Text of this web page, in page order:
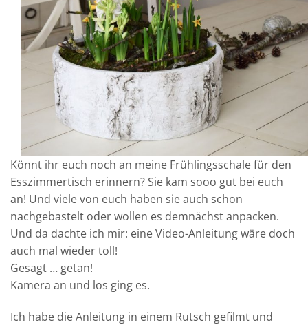
Könnt ihr euch noch an meine Frühlingsschale für den
Esszimmertisch erinnern? Sie kam sooo gut bei euch
an! Und viele von euch haben sie auch schon
nachgebastelt oder wollen es demnächst anpacken.
Und da dachte ich mir: eine Video-Anleitung wäre doch
auch mal wieder toll!
Gesagt … getan!
Kamera an und los ging es.
Ich habe die Anleitung in einem Rutsch gefilmt und